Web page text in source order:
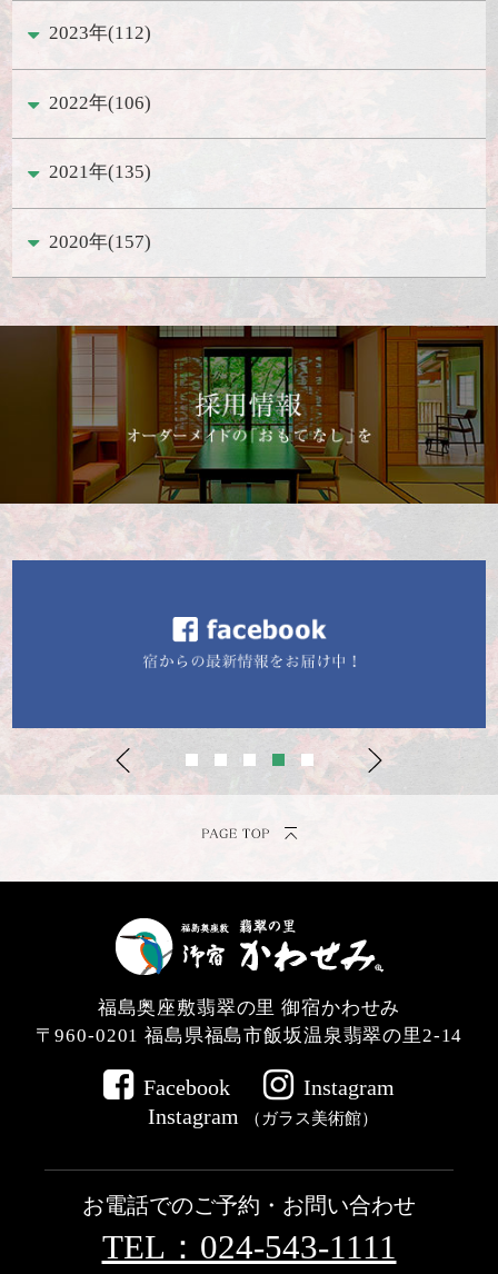
2023年(112)
2022年(106)
2021年(135)
2020年(157)
福島奥座敷翡翠の里 御宿かわせみ
〒960-0201福島県福島市飯坂温泉翡翠の里2-14
Facebook
Instagram
Instagram
（ガラス美術館）
お電話でのご予約・お問い合わせ
TEL：024-543-1111